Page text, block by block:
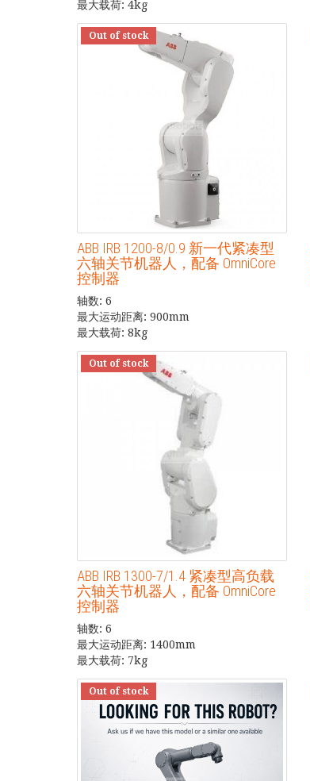
最大载荷: 4kg
Out of stock
ABB IRB 1200-8/0.9 新一代紧凑型
六轴关节机器人，配备 OmniCore
控制器
轴数: 6
最大运动距离: 900mm
最大载荷: 8kg
Out of stock
ABB IRB 1300-7/1.4 紧凑型高负载
六轴关节机器人，配备 OmniCore
控制器
轴数: 6
最大运动距离: 1400mm
最大载荷: 7kg
Out of stock